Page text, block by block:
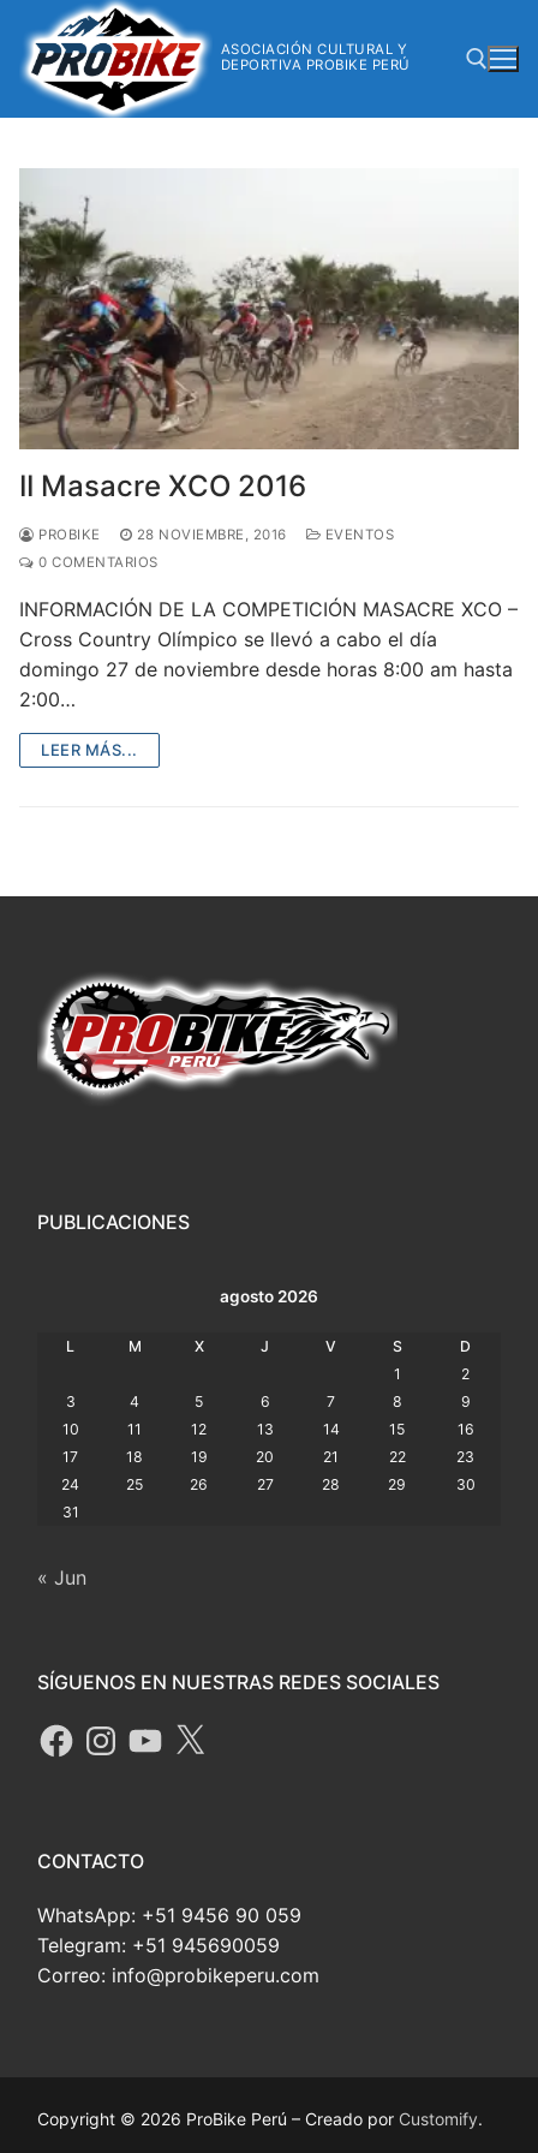
ASOCIACIÓN CULTURAL Y
DEPORTIVA PROBIKE PERÚ
II Masacre XCO 2016
PROBIKE 28 NOVIEMBRE, 2016
EVENTOS
0 COMENTARIOS
INFORMACIÓN DE LA COMPETICIÓN MASACRE XCO –
Cross Country Olímpico se llevó a cabo el día
domingo 27 de noviembre desde horas 8:00 am hasta
2:00…
LEER MÁS...
PUBLICACIONES
agosto 2026
L M X J V S
D
1
2
3
4 5 6 7 8
9
10
11 12 13 14 15
16
17
18 19 20 21 22
23
24
25 26 27 28 29
30
31
« Jun
SÍGUENOS EN NUESTRAS REDES SOCIALES
CONTACTO
WhatsApp: +51 9456 90 059
Telegram: +51 945690059
Correo: info@probikeperu.com
Copyright © 2026 ProBike Perú – Creado por Customify.